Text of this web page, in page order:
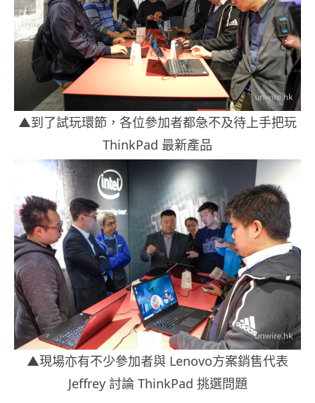
▲到了試玩環節，各位參加者都急不及待上手把玩
ThinkPad 最新產品
▲現場亦有不少參加者與 Lenovo方案銷售代表
Jeffrey 討論 ThinkPad 挑選問題